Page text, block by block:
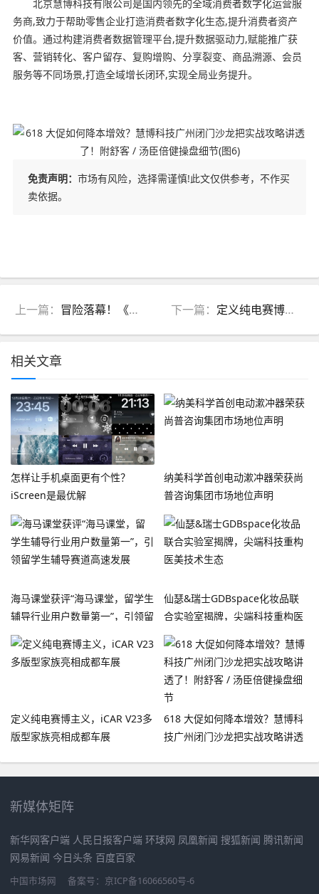
北京慧博科技有限公司是国内领先的全域消费者数字化运营服
务商,致力于帮助零售企业打造消费者数字化生态,提升消费者资产
价值。通过构建消费者数据管理平台,提升数据驱动力,赋能推广获
客、营销转化、客户留存、复购增购、分享裂变、商品溯源、会员
服务等不同场景,打造全域增长闭环,实现全局业务提升。
免责声明： 市场有风险，选择需谨慎!此文仅供参考，不作买
卖依据。
上一篇： 冒险落幕！《魔兽世界》全国巡回展终点站——福州 下一篇： 定义纯电赛博主义，iCAR V23多版型家族亮相成都车展
相关文章
怎样让手机桌面更有个性？
iScreen是最优解
纳美科学首创电动漱冲器荣获尚
普咨询集团市场地位声明
海马课堂获评“海马课堂，留学生
辅导行业用户数量第一”，引领留
学生辅导赛道高速发展
仙瑟&瑞士GDBspace化妆品联
合实验室揭牌，尖端科技重构医
美技术生态
定义纯电赛博主义，iCAR V23多
版型家族亮相成都车展
618 大促如何降本增效？慧博科
技广州闭门沙龙把实战攻略讲透
新媒体矩阵
新华网客户端 人民日报客户端 环球网 凤凰新闻 搜狐新闻 腾讯新闻
网易新闻 今日头条 百度百家
中国市场网 备案号：京ICP备16066560号-6